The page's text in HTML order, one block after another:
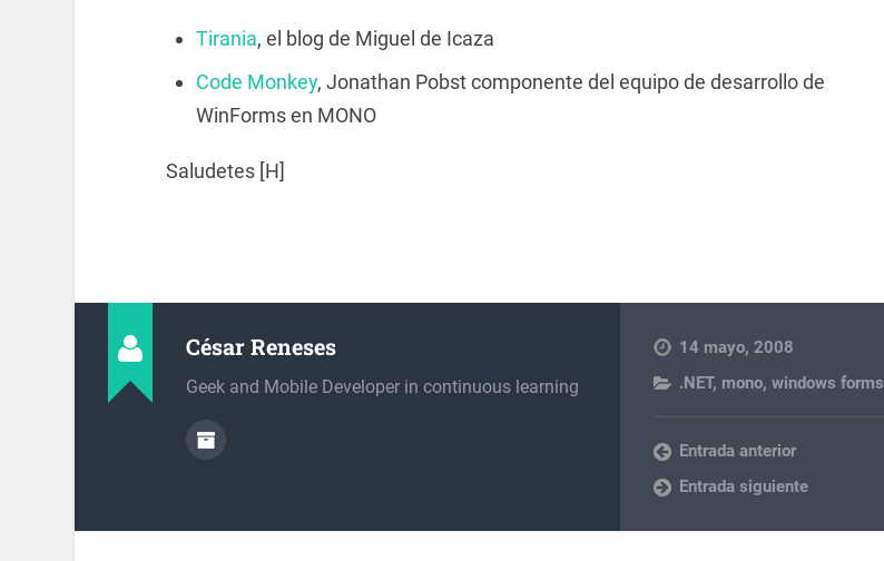
Tirania, el blog de Miguel de Icaza
Code Monkey, Jonathan Pobst componente del equipo de desarrollo de
WinForms en MONO
Saludetes [H]
César Reneses
Geek and Mobile Developer in continuous learning
14 mayo, 2008
.NET, mono,windows forms
Entrada anterior
Entrada siguiente